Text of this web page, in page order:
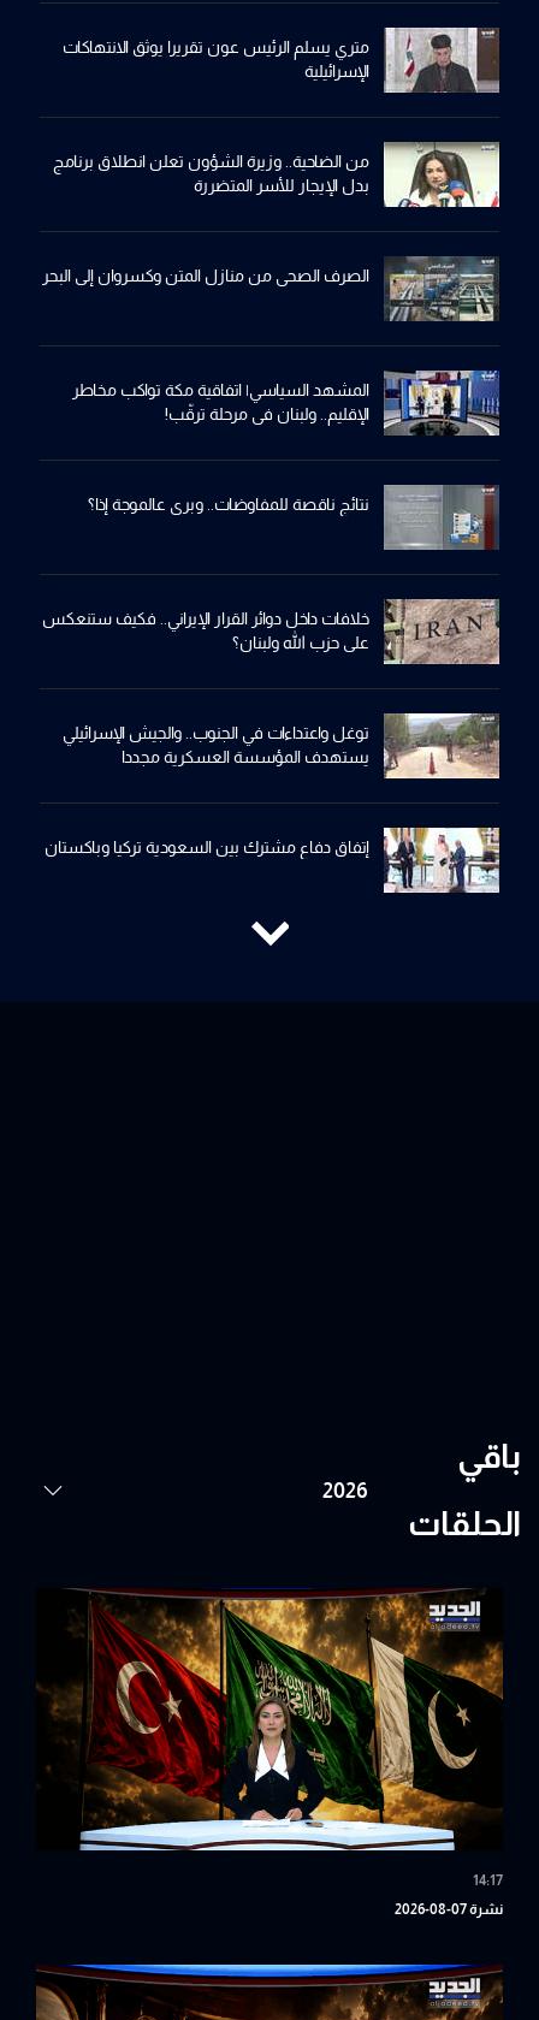
متري يسلم الرئيس عون تقريرا يوثق الانتهاكات
الإسرائيلية
من الضاحية.. وزيرة الشؤون تعلن انطلاق برنامج
بدل الإيجار للأسر المتضررة
الصرف الصحي من منازل المتن وكسروان إلى البحر
المشهد السياسي| اتفاقية مكة تواكب مخاطر
الإقليم.. ولبنان في مرحلة ترقّب!
نتائج ناقصة للمفاوضات.. وبري عالموجة إذا؟
خلافات داخل دوائر القرار الإيراني.. فكيف ستنعكس
على حزب الله ولبنان؟
توغل واعتداءات في الجنوب.. والجيش الإسرائيلي
يستهدف المؤسسة العسكرية مجددا
إتفاق دفاع مشترك بين السعودية تركيا وباكستان
باقي
الحلقات
14:17
نشرة 07-08-2026